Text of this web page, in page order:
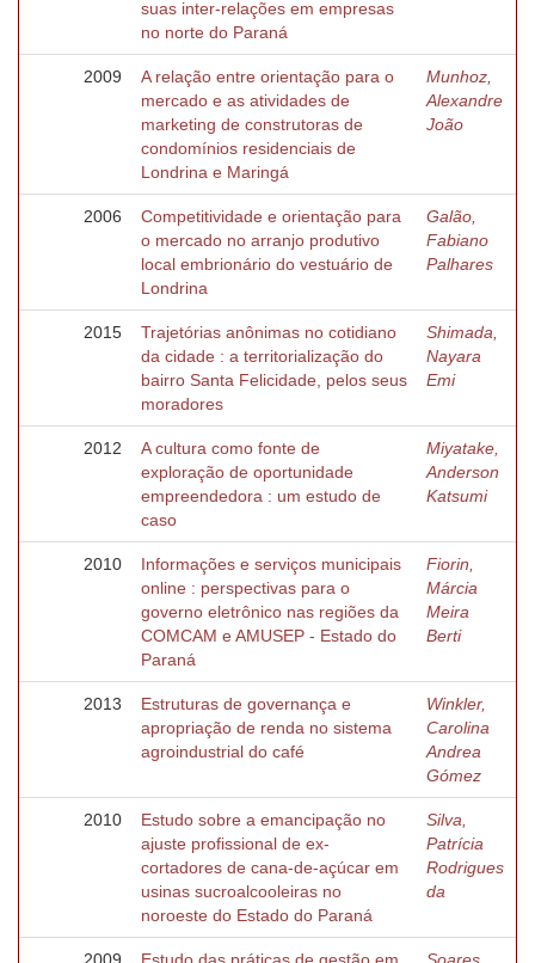
suas inter-relações em empresas
no norte do Paraná
2009
A relação entre orientação para o
mercado e as atividades de
marketing de construtoras de
condomínios residenciais de
Londrina e Maringá
Munhoz,
Alexandre
João
2006
Competitividade e orientação para
o mercado no arranjo produtivo
local embrionário do vestuário de
Londrina
Galão,
Fabiano
Palhares
2015
Trajetórias anônimas no cotidiano
da cidade : a territorialização do
bairro Santa Felicidade, pelos seus
moradores
Shimada,
Nayara
Emi
2012
A cultura como fonte de
exploração de oportunidade
empreendedora : um estudo de
caso
Miyatake,
Anderson
Katsumi
2010
Informações e serviços municipais
online : perspectivas para o
governo eletrônico nas regiões da
COMCAM e AMUSEP - Estado do
Paraná
Fiorin,
Márcia
Meira
Berti
2013
Estruturas de governança e
apropriação de renda no sistema
agroindustrial do café
Winkler,
Carolina
Andrea
Gómez
2010
Estudo sobre a emancipação no
ajuste profissional de ex-
cortadores de cana-de-açúcar em
usinas sucroalcooleiras no
noroeste do Estado do Paraná
Silva,
Patrícia
Rodrigues
da